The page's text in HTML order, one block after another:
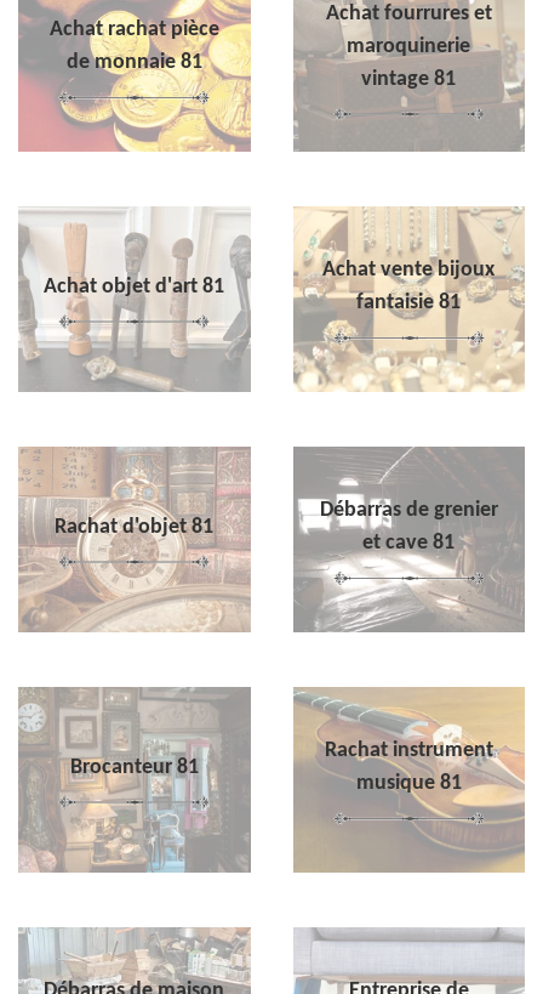
Achat rachat pièce
de monnaie 81
Achat fourrures et
maroquinerie
vintage 81
Achat objet d'art 81
Achat vente bijoux
fantaisie 81
Rachat d'objet 81
Débarras de grenier
et cave 81
Brocanteur 81
Rachat instrument
musique 81